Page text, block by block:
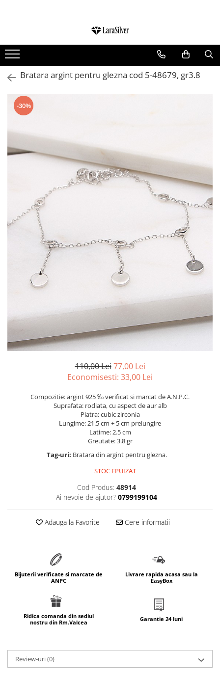
CERCEI ARGINT
BRATARI ARGINT
COLIERE ARGINT
LANTISOARE ARGINT
CRUCIULITE SI ICONITE ARGINT
BROSE ARGINT
VERIGHETE ARGINT
BIJUTERII ARGINT PENTRU COPII
BIJUTERII ARGINT PENTRU BARBATI
INELE ARGINT
marime reglabila
marimea 47
marimea 48
marimea 49
marimea 50
marimea 51
marimea 54
marimea 55
marimea 56
marimea 60
marime reglabila
marimea 52
marimea 55
marimea 58
marimea 59
Bratara argint pentru glezna cod 5-48679, gr3.8
-30%
110,00 Lei 77,00 Lei
Economisesti: 33,00 Lei
Compozitie: argint 925 ‰ verificat si marcat de A.N.P.C.
Suprafata: rodiata, cu aspect de aur alb
Piatra: cubic zirconia
Lungime: 21.5 cm + 5 cm prelungire
Latime: 2.5 cm
Greutate: 3.8 gr
Tag-uri: Bratara din argint pentru glezna.
STOC EPUIZAT
Cod Produs: 48914
Ai nevoie de ajutor? 0799199104
Adauga la Favorite Cere informatii
Bijuterii verificate si marcate de
ANPC
Livrare rapida acasa sau la
EasyBox
Ridica comanda din sediul
nostru din Rm.Valcea
Garantie 24 luni
Review-uri(0)